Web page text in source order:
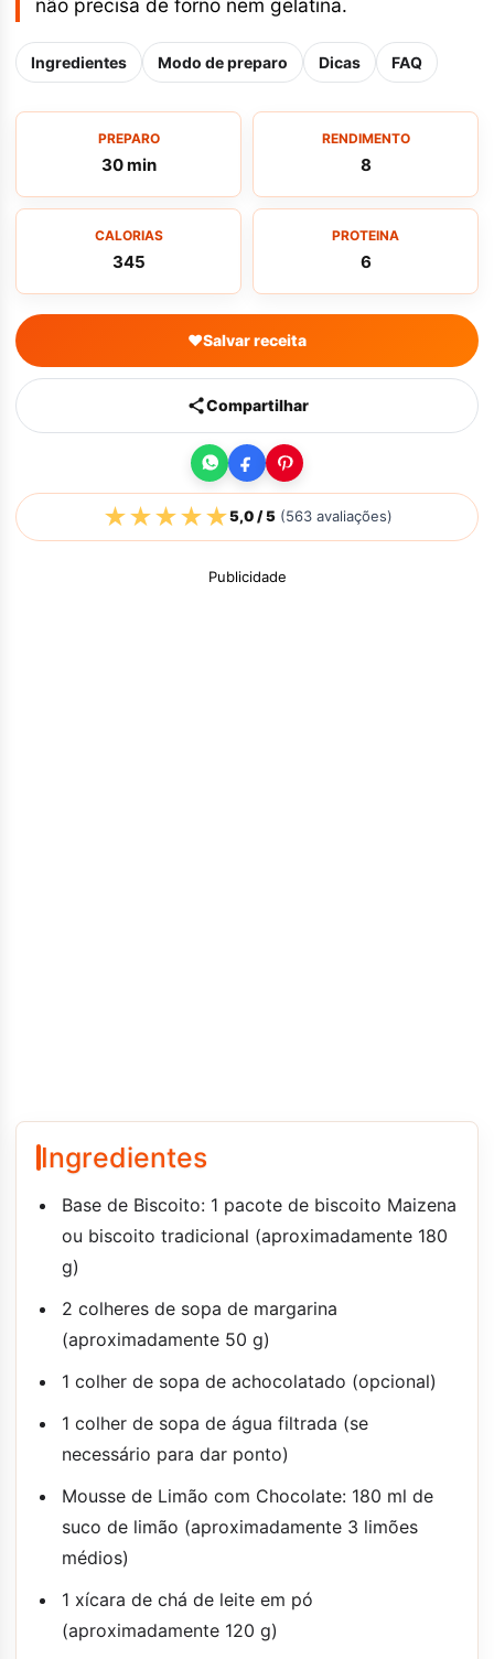
não precisa de forno nem gelatina.
Ingredientes Modo de preparo Dicas FAQ
PREPARO
30 min
RENDIMENTO
8
CALORIAS
345
PROTEINA
6
♥Salvar receita
Compartilhar
★★★★★5,0/ 5(563avaliações)
Publicidade
Ingredientes
Base de Biscoito: 1 pacote de biscoito Maizena
ou biscoito tradicional (aproximadamente 180
g)
2 colheres de sopa de margarina
(aproximadamente 50 g)
1 colher de sopa de achocolatado (opcional)
1 colher de sopa de água filtrada (se
necessário para dar ponto)
Mousse de Limão com Chocolate: 180 ml de
suco de limão (aproximadamente 3 limões
médios)
1 xícara de chá de leite em pó
(aproximadamente 120 g)